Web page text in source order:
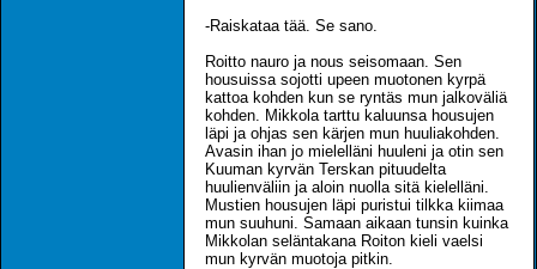
-Raiskataa tää. Se sano.
Roitto nauro ja nous seisomaan. Sen
housuissa sojotti upeen muotonen kyrpä
kattoa kohden kun se ryntäs mun jalkoväliä
kohden. Mikkola tarttu kaluunsa housujen
läpi ja ohjas sen kärjen mun huuliakohden.
Avasin ihan jo mielelläni huuleni ja otin sen
Kuuman kyrvän Terskan pituudelta
huulienväliin ja aloin nuolla sitä kielelläni.
Mustien housujen läpi puristui tilkka kiimaa
mun suuhuni. Samaan aikaan tunsin kuinka
Mikkolan seläntakana Roiton kieli vaelsi
mun kyrvän muotoja pitkin.